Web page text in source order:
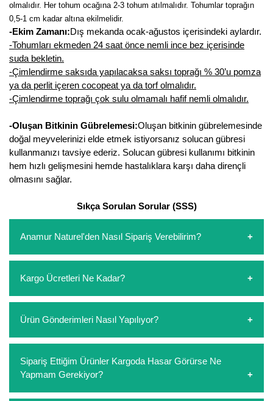
olmalıdır. Her tohum ocağına 2-3 tohum atılmalıdır. Tohumlar toprağın
0,5-1 cm kadar altına ekilmelidir.
-Ekim Zamanı:Dış mekanda ocak-ağustos içerisindeki aylardır.
-Tohumları ekmeden 24 saat önce nemli ince bez içerisinde
suda bekletin.
-Çimlendirme saksıda yapılacaksa saksı toprağı % 30’u pomza
ya da perlit içeren cocopeat ya da torf olmalıdır.
-Çimlendirme toprağı çok sulu olmamalı hafif nemli olmalıdır.
-Oluşan Bitkinin Gübrelemesi:Oluşan bitkinin gübrelemesinde
doğal meyvelerinizi elde etmek istiyorsanız solucan gübresi
kullanmanızı tavsiye ederiz. Solucan gübresi kullanımı bitkinin
hem hızlı gelişmesini hemde hastalıklara karşı daha dirençli
olmasını sağlar.
Sıkça Sorulan Sorular (SSS)
Anamur Naturel'den Nasıl Sipariş Verebilirim?
oluşturarak,iletişim numaralarımızdan bizi arayarak veya
whatsapp hattımızdan bizlere isteklerinizi yazarak sipariş
ödemelerini sipariş verdikten sonra havale/eft veya sipariş
Kargo Ücretleri Ne Kadar?
etmeyin diye 1500 lira ve üzerindeki siparişlerinizde
kargoyu biz karşılıyoruz. 1500 Lira altında kalan
kargo ücreti ödeme aşamasında sepetinize eklenecektir.
Ürün Gönderimleri Nasıl Yapılıyor?
paketlenip gönderim yapılmaktadır.
Sipariş Ettiğim Ürünler Kargoda Hasar Görürse Ne
Yapmam Gerekiyor?
Keçiboynuzu Fidanı
Kestane Fidanı
Kiraz Fidanı
Kivi Fidanı
Kocayemiş Fidanı
Kuşburnu Fidanı
Mango Fidanı
Melez Meyveler
Muz Fidanı